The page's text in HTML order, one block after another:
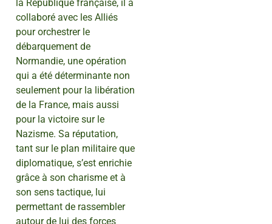
la République française, il a
collaboré avec les Alliés
pour orchestrer le
débarquement de
Normandie, une opération
qui a été déterminante non
seulement pour la libération
de la France, mais aussi
pour la victoire sur le
Nazisme. Sa réputation,
tant sur le plan militaire que
diplomatique, s’est enrichie
grâce à son charisme et à
son sens tactique, lui
permettant de rassembler
autour de lui des forces